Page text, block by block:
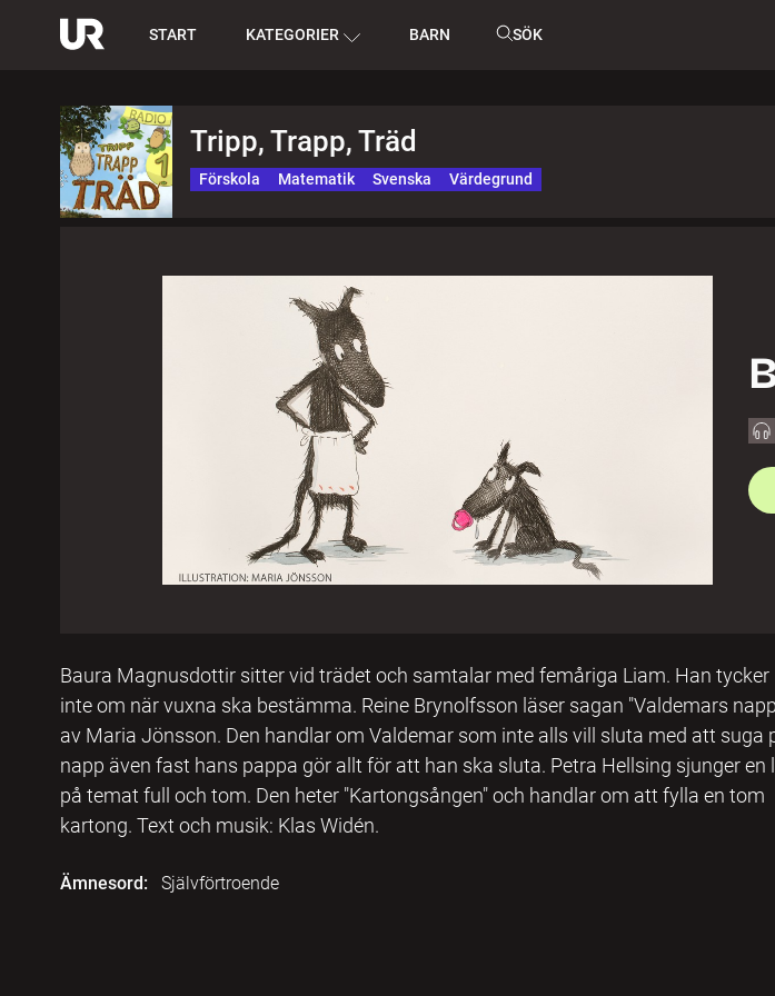
START KATEGORIER BARN SÖK
Tripp, Trapp, Träd
Förskola Matematik Svenska Värdegrund
Baura Magnusdottir sitter vid trädet och samtalar med femåriga Liam. Han tycker
inte om när vuxna ska bestämma. Reine Brynolfsson läser sagan "Valdemars
av Maria Jönsson. Den handlar om Valdemar som inte alls vill sluta med att suga
napp även fast hans pappa gör allt för att han ska sluta. Petra Hellsing sjunger en
på temat full och tom. Den heter "Kartongsången" och handlar om att fylla en tom
kartong. Text och musik: Klas Widén.
Ämnesord: Självförtroende